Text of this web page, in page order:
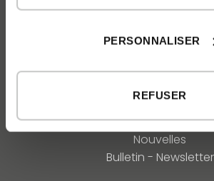
PERSONNALISER
REFUSER
Nos valeurs et
COMMUNICATION
Médias
Nouvelles
Bulletin - Newsletter